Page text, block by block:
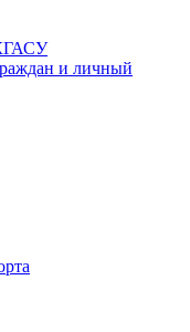
и личный